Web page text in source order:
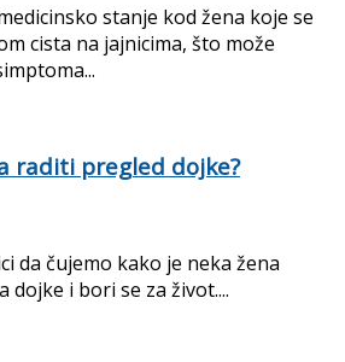
stanje kod žena koje se
cista na jajnicima, što može
raditi pregled dojke?
da čujemo kako je neka žena
dojke i bori se za život....